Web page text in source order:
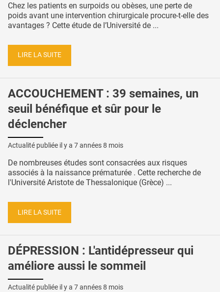
Chez les patients en surpoids ou obèses, une perte de
poids avant une intervention chirurgicale procure-t-elle des
avantages ? Cette étude de l’Université de ...
LIRE LA SUITE
ACCOUCHEMENT : 39 semaines, un
seuil bénéfique et sûr pour le
déclencher
Actualité publiée il y a 7 années 8 mois
De nombreuses études sont consacrées aux risques
associés à la naissance prématurée . Cette recherche de
l'Université Aristote de Thessalonique (Grèce) ...
LIRE LA SUITE
DÉPRESSION : L'antidépresseur qui
améliore aussi le sommeil
Actualité publiée il y a 7 années 8 mois